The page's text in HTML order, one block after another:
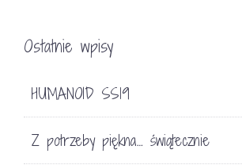
Ostatnie wpisy
HUMANOID SS19
Z potrzeby piękna… świątecznie